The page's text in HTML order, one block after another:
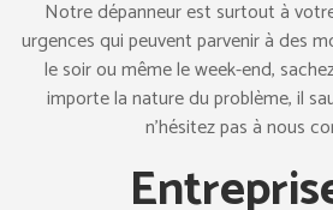
Notre dépanneur est surtout à
urgences qui peuvent parvenir à des
le soir ou même le week-end,
importe la nature du problème, il
n’hésitez pas à nous